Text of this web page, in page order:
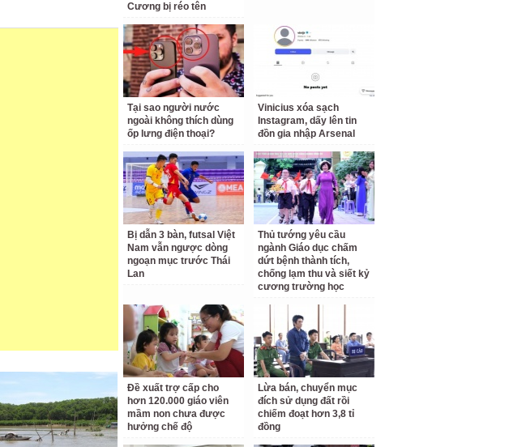
Cương bị réo tên
Tại sao người nước
ngoài không thích dùng
ốp lưng điện thoại?
Vinicius xóa sạch
Instagram, dấy lên tin
đồn gia nhập Arsenal
Bị dẫn 3 bàn, futsal Việt
Nam vẫn ngược dòng
ngoạn mục trước Thái
Lan
Thủ tướng yêu cầu
ngành Giáo dục chấm
dứt bệnh thành tích,
chống lạm thu và siết kỷ
cương trường học
Đề xuất trợ cấp cho
hơn 120.000 giáo viên
mầm non chưa được
hưởng chế độ
Lừa bán, chuyển mục
đích sử dụng đất rồi
chiếm đoạt hơn 3,8 tỉ
đồng